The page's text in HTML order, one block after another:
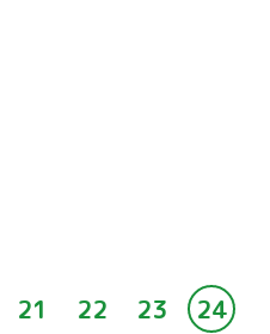
21 22 23 24